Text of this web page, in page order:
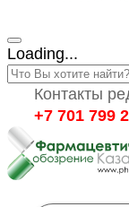
Loading...
Контакты
+7 701 799